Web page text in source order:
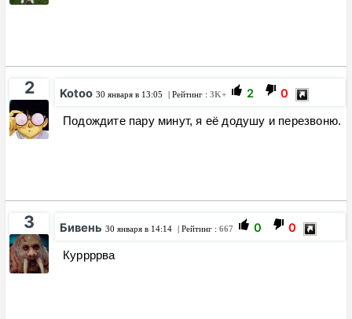
2 Kotoo 30 января в 13:05 | Рейтинг : 3K+ 2 0
Подождите пару минут, я её додушу и перезвоню.
3 Бивень 30 января в 14:14 | Рейтинг : 667 0 0
Куррррва